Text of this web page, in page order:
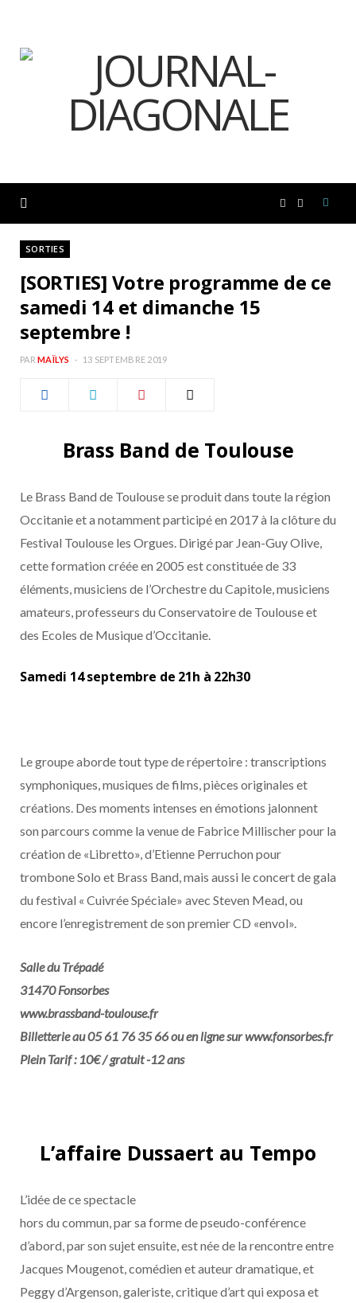
c
o
s
m
SORTIES
[SORTIES] Votre programme de ce
samedi 14 et dimanche 15
septembre !
PAR MAÏLYS 13 SEPTEMBRE 2019
Brass Band de Toulouse
Le Brass Band de Toulouse se produit dans toute la région
Occitanie et a notamment participé en 2017 à la clôture du
Festival Toulouse les Orgues. Dirigé par Jean-Guy Olive,
cette formation créée en 2005 est constituée de 33
éléments, musiciens de l’Orchestre du Capitole, musiciens
amateurs, professeurs du Conservatoire de Toulouse et
des Ecoles de Musique d’Occitanie.
Samedi 14 septembre de 21h à 22h30
Le groupe aborde tout type de répertoire : transcriptions
symphoniques, musiques de films, pièces originales et
créations. Des moments intenses en émotions jalonnent
son parcours comme la venue de Fabrice Millischer pour la
création de «Libretto», d’Etienne Perruchon pour
trombone Solo et Brass Band, mais aussi le concert de gala
du festival « Cuivrée Spéciale» avec Steven Mead, ou
encore l’enregistrement de son premier CD «envol».
Salle du Trépadé
31470 Fonsorbes
www.brassband-toulouse.fr
Billetterie au 05 61 76 35 66 ou en ligne sur www.fonsorbes.fr
Plein Tarif : 10€ / gratuit -12 ans
L’affaire Dussaert au Tempo
L’idée de ce spectacle
hors du commun, par sa forme de pseudo-conférence
d’abord, par son sujet ensuite, est née de la rencontre entre
Jacques Mougenot, comédien et auteur dramatique, et
Peggy d’Argenson, galeriste, critique d’art qui exposa et